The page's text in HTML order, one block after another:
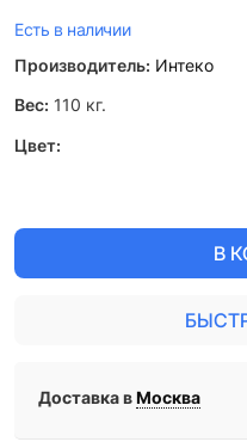
Есть в наличии
Производитель: Интеко
Вес: 110 кг.
Цвет:
В
Доставка вМосква